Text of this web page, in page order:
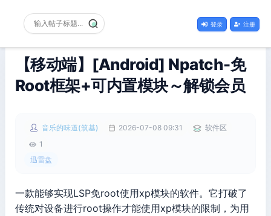
登录 注册
【移动端】[Android] Npatch-免
Root框架+可内置模块～解锁会员
音乐的味道(筑基) 2026-07-08 09:31
软件区
1
迅雷盘
一款能够实现LSP免root使用xp模块的软件。它打破了
传统对设备进行root操作才能使用xp模块的限制，为用